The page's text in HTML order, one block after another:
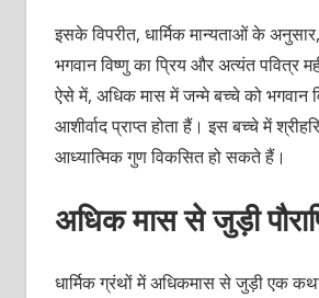
इसके विपरीत, धार्मिक मान्यताओं के
भगवान विष्णु का प्रिय और अत्यंत पवित्र
ऐसे में, अधिक मास में जन्मे बच्चे को भगवान
आशीर्वाद प्राप्त होता हैं। इस बच्चे में
आध्यात्मिक गुण विकसित हो सकते हैं।
अधिक मास से जुड़ी
धार्मिक ग्रंथों में अधिकमास से जुड़ी एक